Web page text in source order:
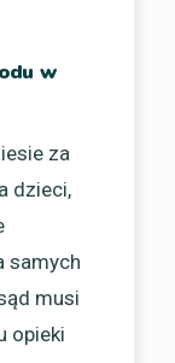
w
za
dzieci,
samych
musi
opieki